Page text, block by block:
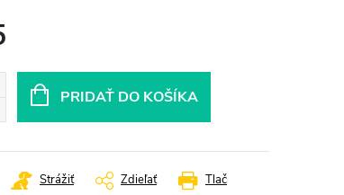
PRIDAŤ DO KOŠÍKA
Tlač
Strážiť Zdieľať